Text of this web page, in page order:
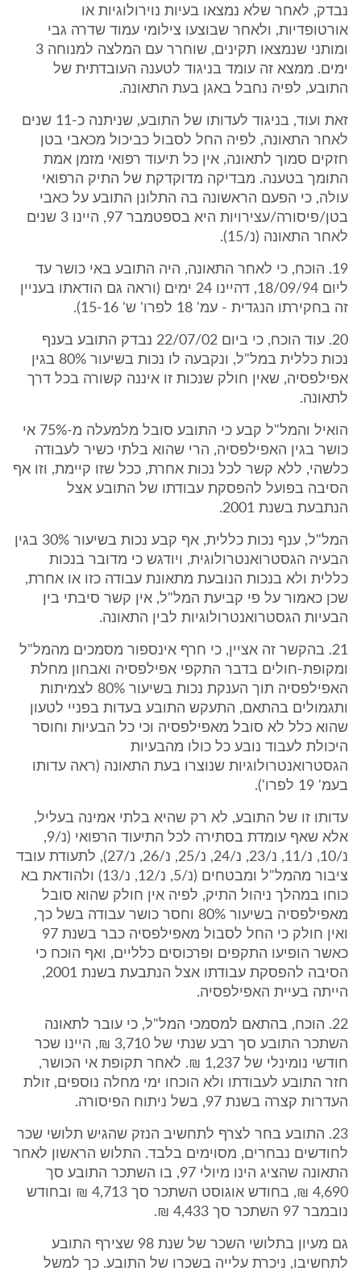
נבדק, לאחר שלא נמצאו בעיות נוירולוגיות או
אורטופדיות, ולאחר שבוצעו צילומי עמוד שדרה גבי
ומותני שנמצאו תקינים, שוחרר עם המלצה למנוחה 3
ימים. ממצא זה עומד בניגוד לטענה העובדתית של
התובע, לפיה נחבל באגן בעת התאונה.
זאת ועוד, בניגוד לעדותו של התובע, שניתנה כ-11 שנים
לאחר התאונה, לפיה החל לסבול כביכול מכאבי בטן
חזקים סמוך לתאונה, אין כל תיעוד רפואי מזמן אמת
התומך בטענה. מבדיקה מדוקדקת של התיק הרפואי
עולה, כי הפעם הראשונה בה התלונן התובע על כאבי
בטן/פיסורה/עצירויות היא בספטמבר 97, היינו 3 שנים
לאחר התאונה (נ/15).
19. הוכח, כי לאחר התאונה, היה התובע באי כושר עד
ליום 18/09/94, דהיינו 24 ימים (וראה גם הודאתו בעניין
זה בחקירתו הנגדית - עמ' 18 לפרו' ש' 15-16).
20. עוד הוכח, כי ביום 22/07/02 נבדק התובע בענף
נכות כללית במל"ל, ונקבעה לו נכות בשיעור 80% בגין
אפילפסיה, שאין חולק שנכות זו איננה קשורה בכל דרך
לתאונה.
הואיל והמל"ל קבע כי התובע סובל מלמעלה מ-75% אי
כושר בגין האפילפסיה, הרי שהוא בלתי כשיר לעבודה
כלשהי, ללא קשר לכל נכות אחרת, ככל שזו קיימת, וזו אף
הסיבה בפועל להפסקת עבודתו של התובע אצל
הנתבעת בשנת 2001.
המל"ל, ענף נכות כללית, אף קבע נכות בשיעור 30% בגין
הבעיה הגסטרואנטרולוגית, ויודגש כי מדובר בנכות
כללית ולא בנכות הנובעת מתאונת עבודה כזו או אחרת,
שכן כאמור על פי קביעת המל"ל, אין קשר סיבתי בין
הבעיות הגסטרואנטרולוגיות לבין התאונה.
21. בהקשר זה אציין, כי חרף אינספור מסמכים מהמל"ל
ומקופת-חולים בדבר התקפי אפילפסיה ואבחון מחלת
האפילפסיה תוך הענקת נכות בשיעור 80% לצמיתות
ותגמולים בהתאם, התעקש התובע בעדות בפניי לטעון
שהוא כלל לא סובל מאפילפסיה וכי כל הבעיות וחוסר
היכולת לעבוד נובע כל כולו מהבעיות
הגסטרואנטרולוגיות שנוצרו בעת התאונה (ראה עדותו
בעמ' 19 לפרו').
עדותו זו של התובע, לא רק שהיא בלתי אמינה בעליל,
אלא שאף עומדת בסתירה לכל התיעוד הרפואי (נ/9,
נ/10, נ/11, נ/23, נ/24, נ/25, נ/26, נ/27), לתעודת עובד
ציבור מהמל"ל ומבטחים (נ/5, נ/12, נ/13) ולהודאת בא
כוחו במהלך ניהול התיק, לפיה אין חולק שהוא סובל
מאפילפסיה בשיעור 80% וחסר כושר עבודה בשל כך,
ואין חולק כי החל לסבול מאפילפסיה כבר בשנת 97
כאשר הופיעו התקפים ופרכוסים כלליים, ואף הוכח כי
הסיבה להפסקת עבודתו אצל הנתבעת בשנת 2001,
הייתה בעיית האפילפסיה.
22. הוכח, בהתאם למסמכי המל"ל, כי עובר לתאונה
השתכר התובע סך רבע שנתי של 3,710 ₪, היינו שכר
חודשי נומינלי של 1,237 ₪. לאחר תקופת אי הכושר,
חזר התובע לעבודתו ולא הוכחו ימי מחלה נוספים, זולת
העדרות קצרה בשנת 97, בשל ניתוח הפיסורה.
23. התובע בחר לצרף לתחשיב הנזק שהגיש תלושי שכר
לחודשים נבחרים, מסוימים בלבד. התלוש הראשון לאחר
התאונה שהציג הינו מיולי 97, בו השתכר התובע סך
4,690 ₪, בחודש אוגוסט השתכר סך 4,713 ₪ ובחודש
נובמבר 97 השתכר סך 4,433 ₪.
גם מעיון בתלושי השכר של שנת 98 שצירף התובע
לתחשיבו, ניכרת עלייה בשכרו של התובע. כך למשל